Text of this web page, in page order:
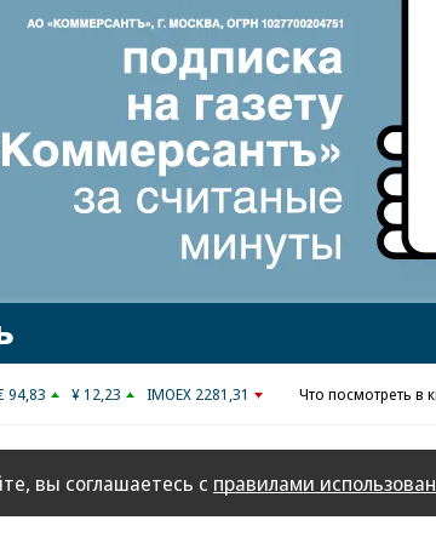
Реклама в
94,83 ¥ 12,23 IMOEX 2281,31 Что посмотреть в
вы соглашаетесь с правилами